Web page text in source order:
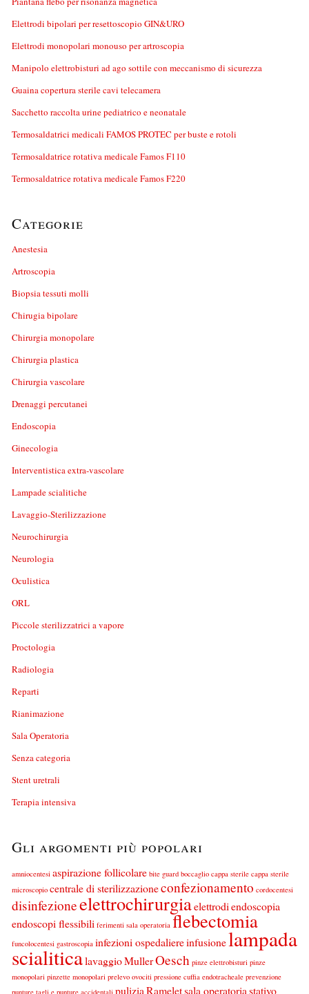
Elettrodi bipolari per resettoscopio GIN&URO
Elettrodi monopolari monouso per artroscopia
Manipolo elettrobisturi ad ago sottile con meccanismo di sicurezza
Guaina copertura sterile cavi telecamera
Sacchetto raccolta urine pediatrico e neonatale
Termosaldatrici medicali FAMOS PROTEC per buste e rotoli
Termosaldatrice rotativa medicale Famos F110
Termosaldatrice rotativa medicale Famos F220
Categorie
Anestesia
Artroscopia
Biopsia tessuti molli
Chirugia bipolare
Chirurgia monopolare
Chirurgia plastica
Chirurgia vascolare
Drenaggi percutanei
Endoscopia
Ginecologia
Interventistica extra-vascolare
Lampade scialitiche
Lavaggio-Sterilizzazione
Neurochirurgia
Neurologia
Oculistica
ORL
Piccole sterilizzatrici a vapore
Proctologia
Radiologia
Reparti
Rianimazione
Sala Operatoria
Senza categoria
Stent uretrali
Terapia intensiva
Gli argomenti più popolari
amniocentesi aspirazione follicolare bite guard boccaglio cappa sterile cappa sterile
microscopio centrale di sterilizzazioneconfezionamento cordocentesi
disinfezioneelettrochirurgiaelettrodiendoscopia
endoscopi flessibili ferimenti sala operatoria flebectomia
funcolocentesi gastroscopia infezioni ospedaliereinfusionelampada
scialiticalavaggioMullerOesch pinze elettrobisturi pinze
monopolari pinzette monopolari prelevo ovociti pressione cuffia endotracheale prevenzione
punture tagli e punture accidentali puliziaRameletsala operatoriastativo